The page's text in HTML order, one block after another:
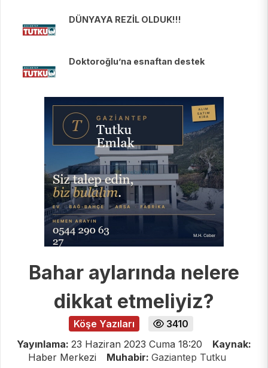
DÜNYAYA REZİL OLDUK!!!
Doktoroğlu’na esnaftan destek
Bahar aylarında nelere
dikkat etmeliyiz?
Köşe Yazıları
3410
Yayınlama: 23 Haziran 2023 Cuma 18:20
Kaynak:
Haber Merkezi
Muhabir: Gaziantep Tutku